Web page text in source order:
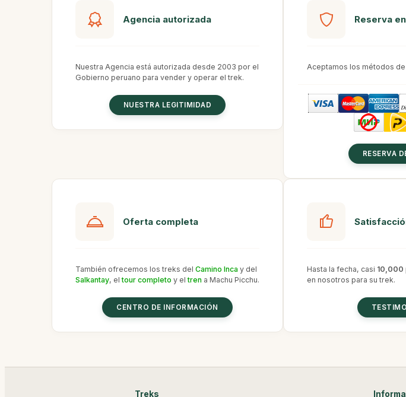
Agencia autorizada
Nuestra Agencia está autorizada desde 2003 por el
Gobierno peruano para vender y operar el trek.
NUESTRA LEGITIMIDAD
Reserva
Aceptamos los métodos
RESERVA
Oferta completa
También ofrecemos los treks del Camino Inca y del
Salkantay, eltour completo y eltren a Machu Picchu.
CENTRO DE INFORMACIÓN
Hasta la fecha, casi 10,000
en nosotros para su trek.
Treks